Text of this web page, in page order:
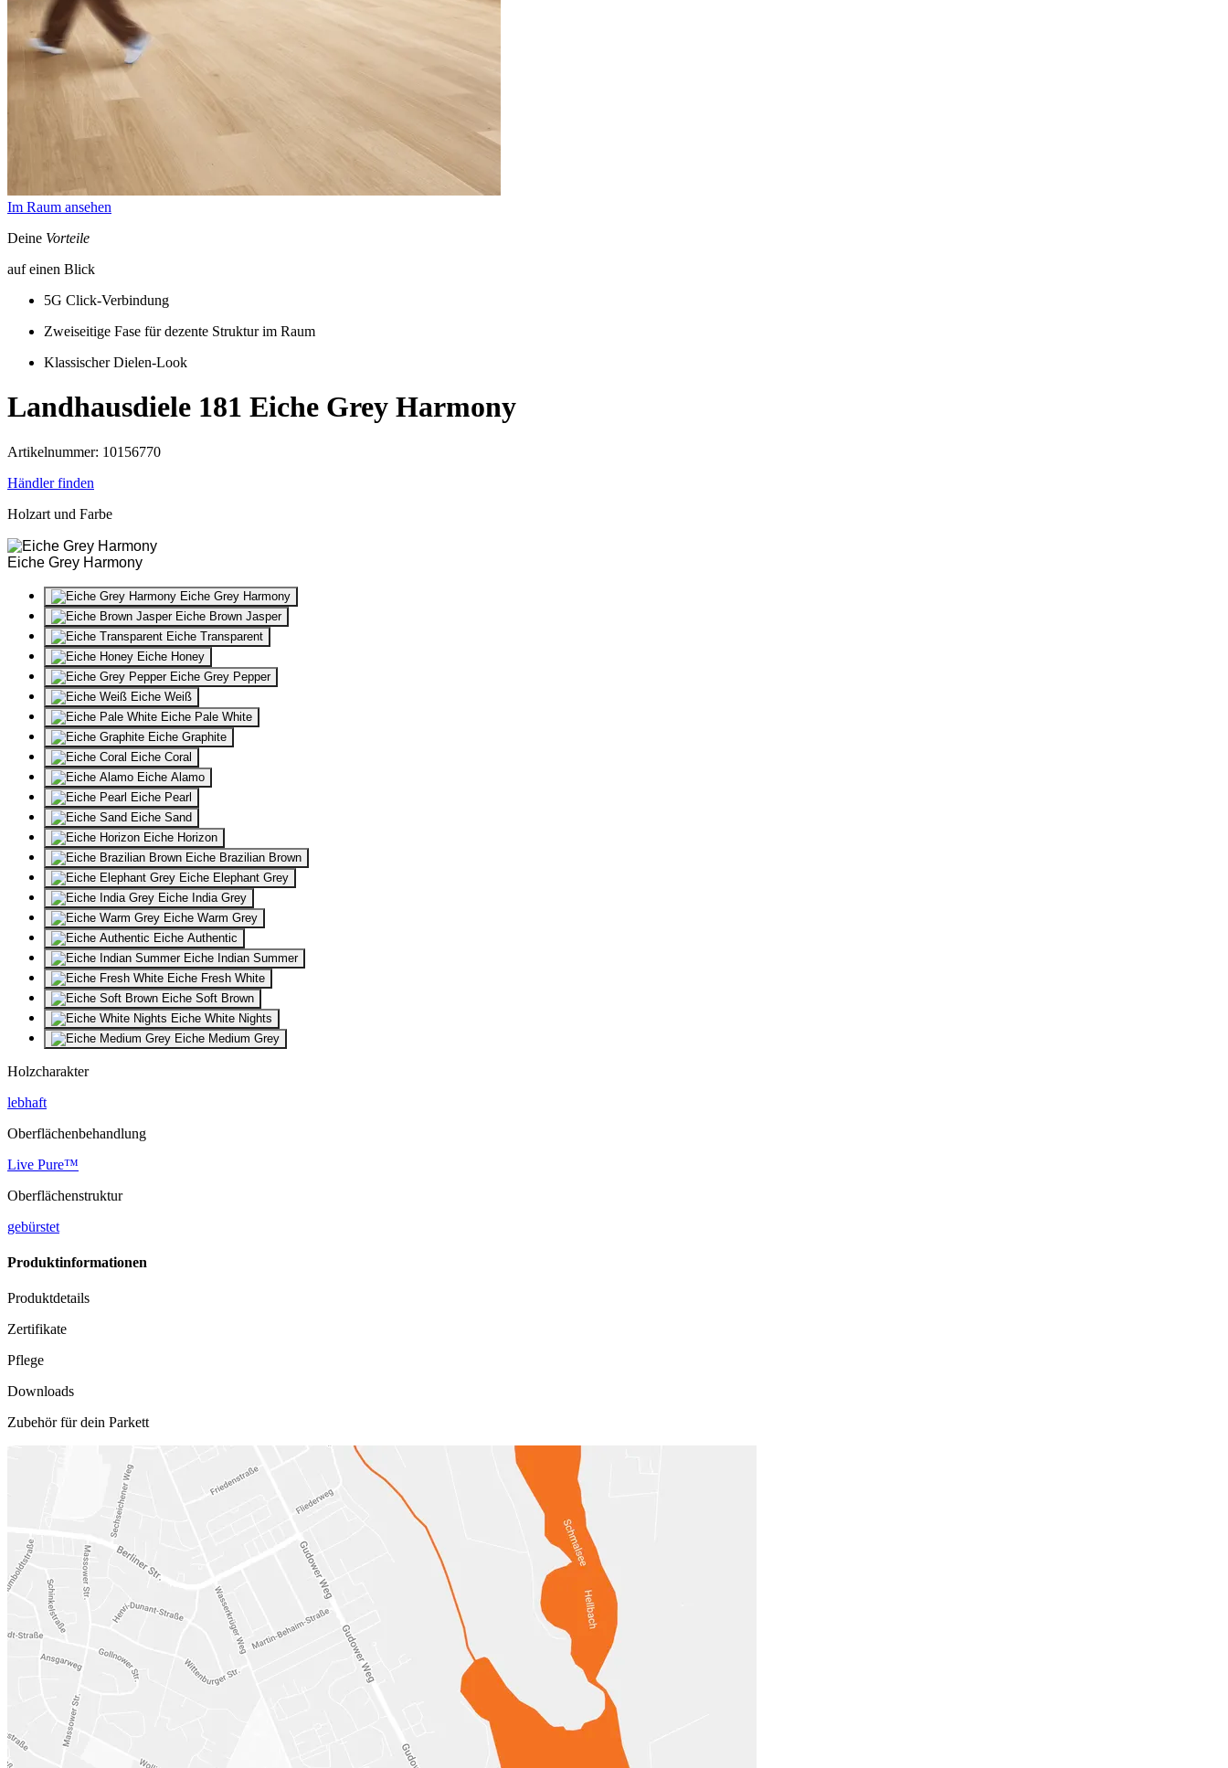
Im Raum ansehen
Deine Vorteile
auf einen Blick
5G Click-Verbindung
Zweiseitige Fase für dezente Struktur im Raum
Klassischer Dielen-Look
Landhausdiele 181 Eiche Grey Harmony
Artikelnummer: 10156770
Händler finden
Holzart und Farbe
Eiche Grey Harmony
Eiche Grey Harmony
Eiche Brown Jasper
Eiche Transparent
Eiche Honey
Eiche Grey Pepper
Eiche Weiß
Eiche Pale White
Eiche Graphite
Eiche Coral
Eiche Alamo
Eiche Pearl
Eiche Sand
Eiche Horizon
Eiche Brazilian Brown
Eiche Elephant Grey
Eiche India Grey
Eiche Warm Grey
Eiche Authentic
Eiche Indian Summer
Eiche Fresh White
Eiche Soft Brown
Eiche White Nights
Eiche Medium Grey
Holzcharakter
lebhaft
Oberflächenbehandlung
Live Pure™
Oberflächenstruktur
gebürstet
Produktinformationen
Produktdetails
Zertifikate
Pflege
Downloads
Zubehör für dein Parkett